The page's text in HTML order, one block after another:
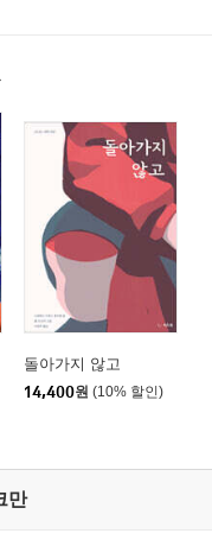
돌아가지 않고
14,400원 (10% 할인)
만